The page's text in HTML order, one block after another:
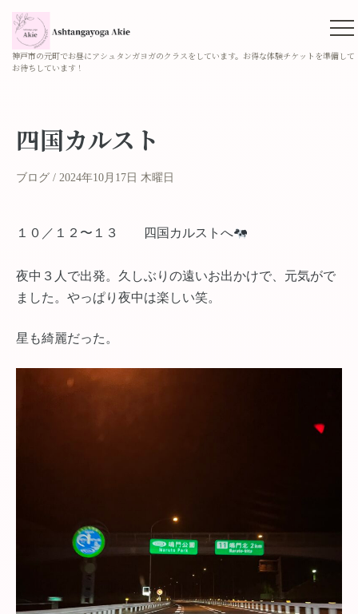
神戸市の元町でお昼にアシュタンガヨガのクラスをしています。お得な体験チケットを準備して
お待ちしています！
四国カルスト
ブログ 2024年10月17日 木曜日
１０／１２〜１３ 四国カルストへ
夜中３人で出発。久しぶりの遠いお出かけで、元気がで
ました。やっぱり夜中は楽しい笑。
星も綺麗だった。